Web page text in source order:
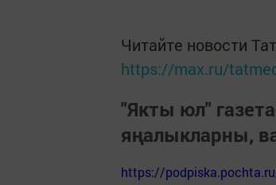
Читайте новости
https://max.ru/
"Якты юл"
яңалыкларны,
https://